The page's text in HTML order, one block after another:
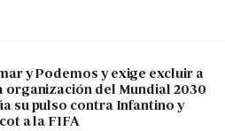
y Podemos y exige excluir a
organización del Mundial 2030
su pulso contra Infantino y
a la FIFA